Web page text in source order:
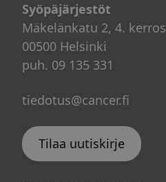
Syöpäjärjestöt
Mäkelänkatu 2, 4. kerros
00500 Helsinki
puh. 09 135 331
tiedotus@cancer.fi
Tilaa uutiskirje